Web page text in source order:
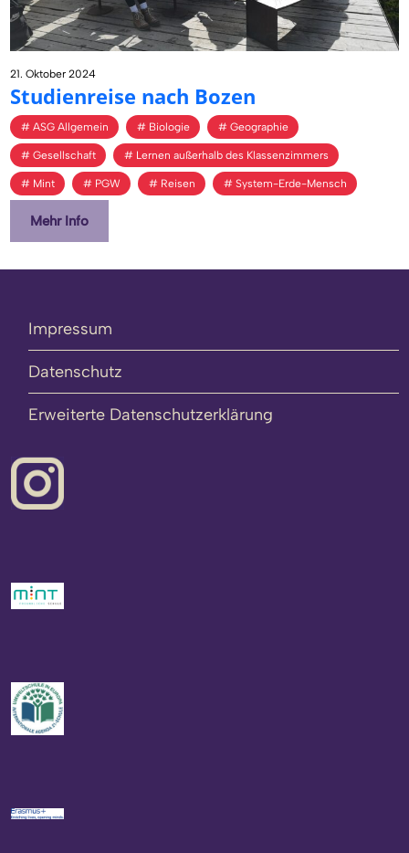
21. Oktober 2024
Stu­di­en­rei­se nach Bozen
ASG Allgemein Biologie Geographie
Gesellschaft Lernen außerhalb des Klassenzimmers
Mint PGW Reisen System-Erde-Mensch
Mehr Info
Impressum
Datenschutz
Erweiterte Datenschutzerklärung